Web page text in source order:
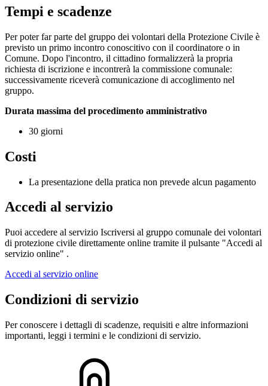
Tempi e scadenze
Per poter far parte del gruppo dei volontari della Protezione Civile è
previsto un primo incontro conoscitivo con il coordinatore o in
Comune. Dopo l'incontro, il cittadino formalizzerà la propria
richiesta di iscrizione e incontrerà la commissione comunale:
successivamente riceverà comunicazione di accoglimento nel
gruppo.
Durata massima del procedimento amministrativo
30 giorni
Costi
La presentazione della pratica non prevede alcun pagamento
Accedi al servizio
Puoi accedere al servizio Iscriversi al gruppo comunale dei volontari
di protezione civile direttamente online tramite il pulsante "Accedi al
servizio online" .
Accedi al servizio online
Condizioni di servizio
Per conoscere i dettagli di scadenze, requisiti e altre informazioni
importanti, leggi i termini e le condizioni di servizio.